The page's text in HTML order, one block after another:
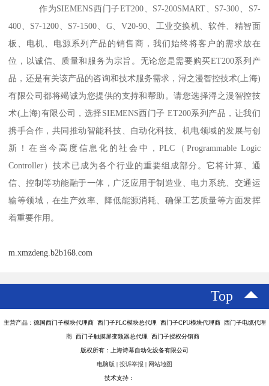
作为SIEMENS西门子ET200、S7-200SMART、S7-300、S7-
400、S7-1200、S7-1500、G、V20-90、工业交换机、软件、精智面
板、电机、电源系列产品的销售商，我们始终将客户的需求放在
位，以诚信、质量和服务为宗旨。无论您是需要购买ET200系列产
品，还是有关该产品的咨询和技术服务需求，浔之漫智控技术(上海)
有限公司都将竭诚为您提供的支持和帮助。请您选择浔之漫智控技
术(上海)有限公司，选择SIEMENS西门子 ET200系列产品，让我们
携手合作，共同推动智能科技、自动化科技、机电领域的发展与创
新！在当今高度信息化的社会中，PLC（Programmable Logic
Controller）技术已成为各个行业的重要组成部分。它将计算、通
信、控制等功能融于一体，广泛应用于制造业、电力系统、交通运
输等领域，在生产效率、降低能源消耗、确保工艺质量等方面发挥
着重要作用。
m.xmzdeng.b2b168.com
Top
主营产品：德国西门子模块代理商 西门子PLC模块总代理 西门子CPU模块代理商 西门子电缆代理
商 西门子触摸屏变频器总代理 西门子授权分销商
版权所有：上海诗幕自动化设备有限公司
电脑版 | 投诉举报 | 网站地图
技术支持：